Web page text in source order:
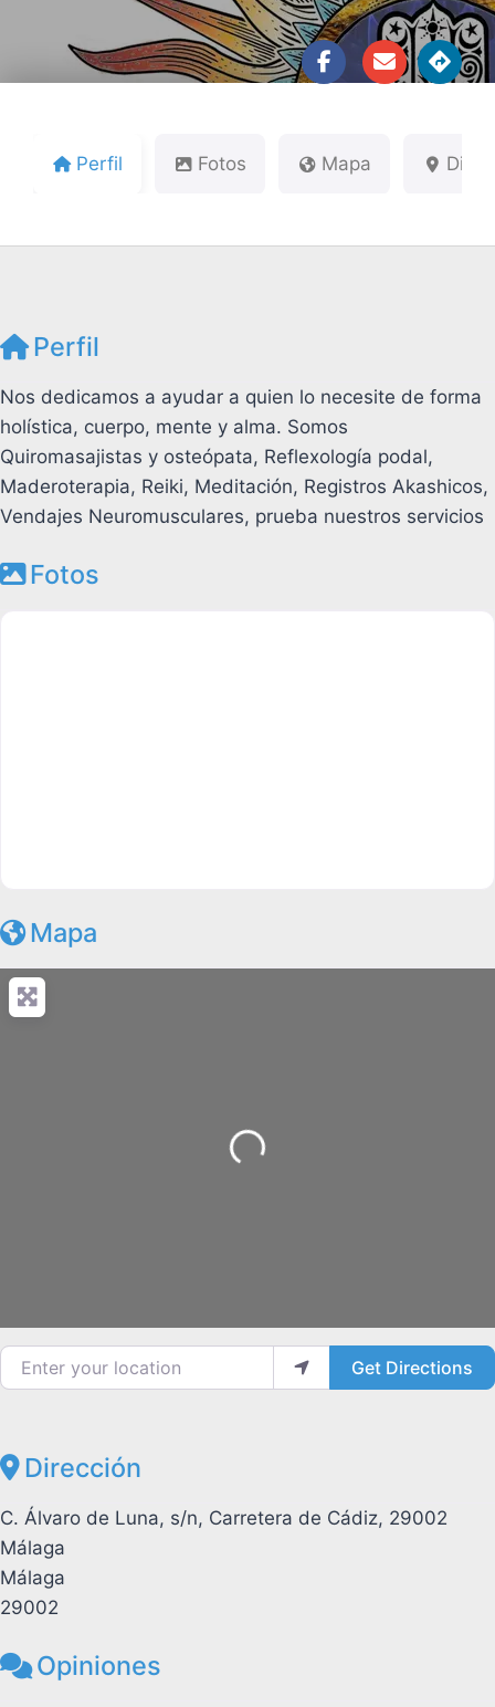
Perfil Fotos Mapa
Perfil
Nos dedicamos a ayudar a quien lo necesite de forma
holística, cuerpo, mente y alma. Somos
Quiromasajistas y osteópata, Reflexología podal,
Maderoterapia, Reiki, Meditación, Registros Akashicos,
Vendajes Neuromusculares, prueba nuestros servicios
Fotos
Mapa
Loading...
Enter your location Get Directions
Dirección
C. Álvaro de Luna, s/n, Carretera de Cádiz, 29002
Málaga
Málaga
29002
Opiniones